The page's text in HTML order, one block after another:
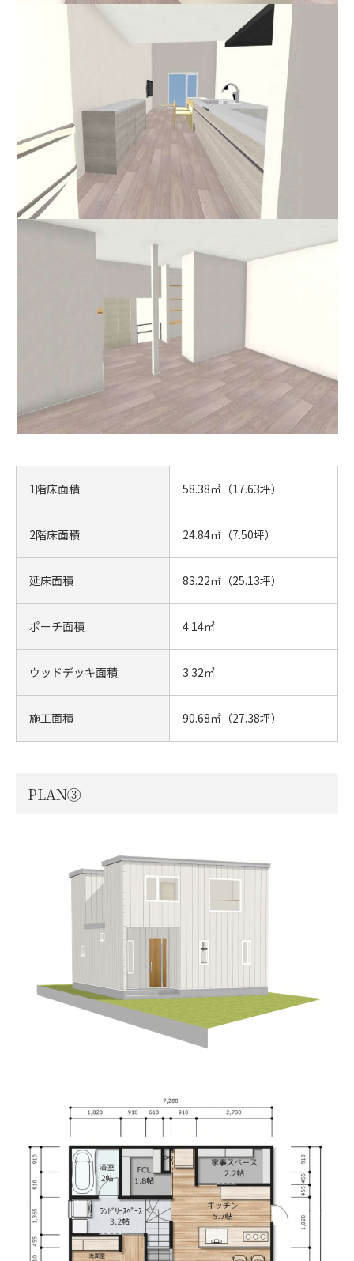
1階床面積 58.38㎡（17.63坪）
2階床面積 24.84㎡（7.50坪）
延床面積 83.22㎡（25.13坪）
ポーチ面積 4.14㎡
ウッドデッキ面積 3.32㎡
施工面積 90.68㎡（27.38坪）
PLAN③